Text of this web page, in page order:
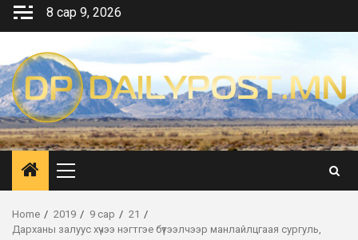
Skip
8 сар 9, 2026
Primary
Menu
Home 2019 9 сар
21
Дарханы залуус хүчээ нэгтгэе бүтээлчээр манлайлцгаая сургуль,